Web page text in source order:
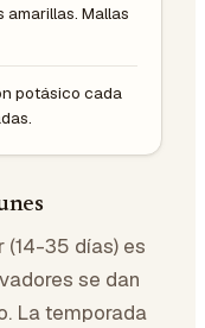
amarillas. Mallas
potásico cada
(14-35 días) es
se dan
La temporada